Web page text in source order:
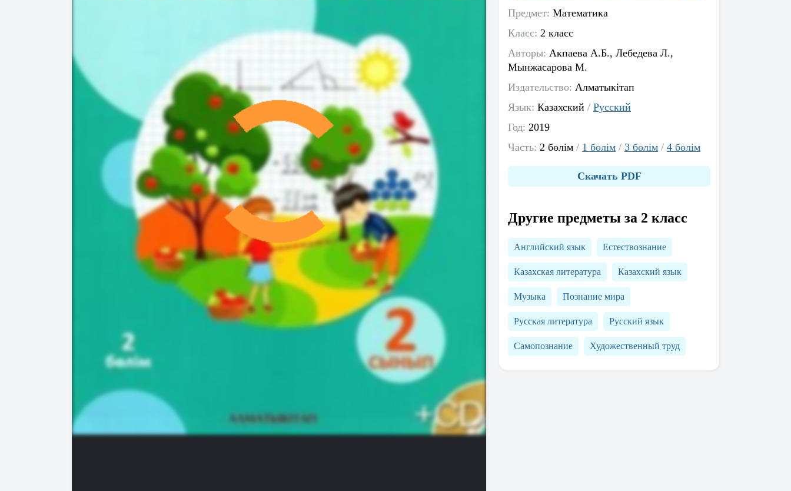
Предмет: Математика
Класс: 2 класс
Авторы: Акпаева А.Б., Лебедева Л.,
Мынжасарова М.
Издательство: Алматыкітап
Язык: Казахский / Русский
Год: 2019
Часть: 2 бөлім / 1 бөлім / 3 бөлім / 4 бөлім
Скачать PDF
Другие предметы за 2 класс
Английский язык Естествознание
Казахская литература Казахский язык
Музыка Познание мира
Русская литература Русский язык
Самопознание Художественный труд